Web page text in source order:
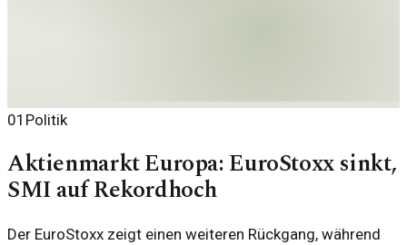
01 Politik
Aktienmarkt Europa: EuroStoxx sinkt,
SMI auf Rekordhoch
Der EuroStoxx zeigt einen weiteren Rückgang, während